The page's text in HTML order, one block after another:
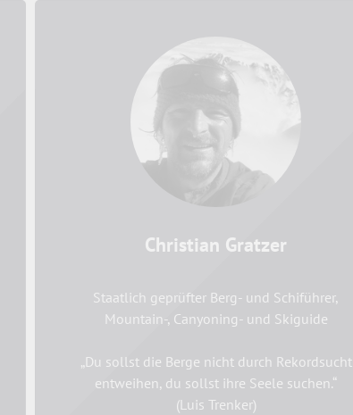
Christian Gratzer
Staatlich geprüfter Berg- und Schiführer,
Mountain-, Canyoning- und Skiguide
„Du sollst die Berge nicht durch Rekordsucht
entweihen, du sollst ihre Seele suchen.“
(Luis Trenker)